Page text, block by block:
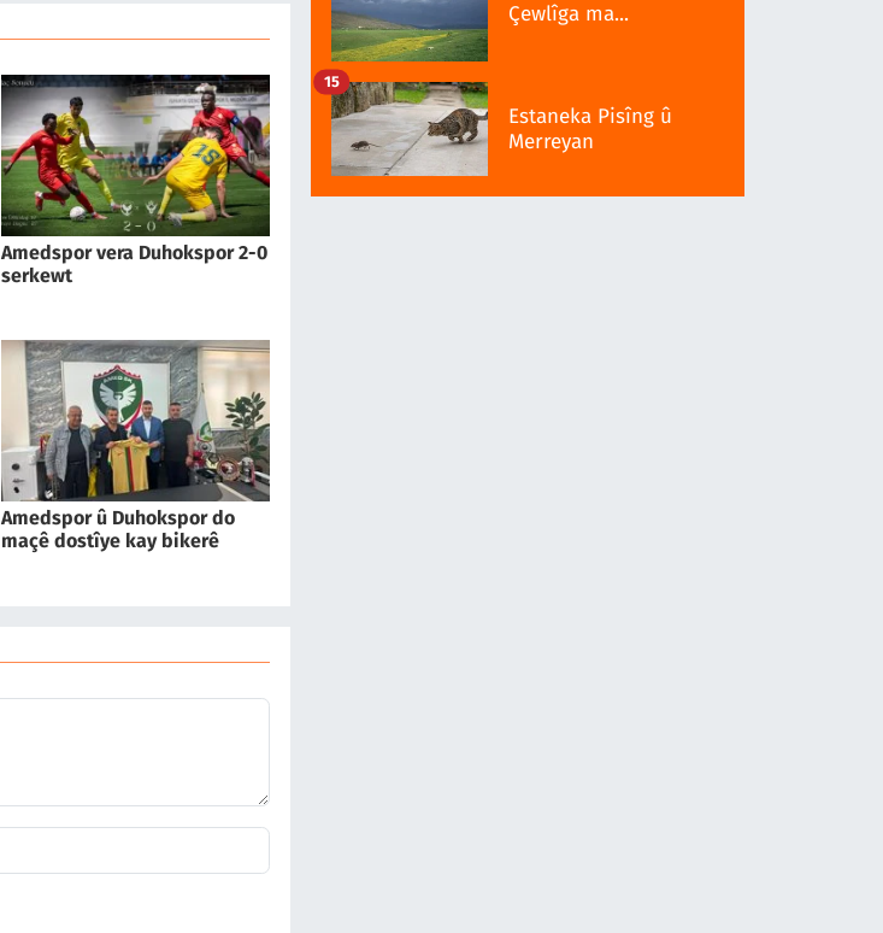
Amedspor vera Duhokspor 2-0
serkewt
Amedspor û Duhokspor do
maçê dostîye kay bikerê
Çewlîga ma...
Estaneka Pisîng û
Merreyan
15